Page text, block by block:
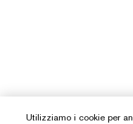
Utilizziamo i cookie per